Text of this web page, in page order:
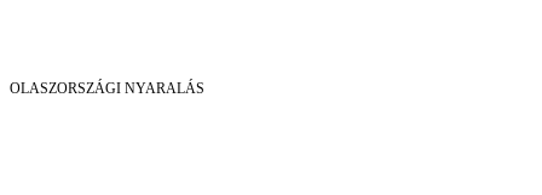
OLASZORSZÁGI NYARALÁS